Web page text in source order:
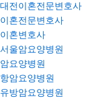
대전이혼전문변호사
이혼전문변호사
이혼변호사
서울암요양병원
암요양병원
항암요양병원
유방암요양병원